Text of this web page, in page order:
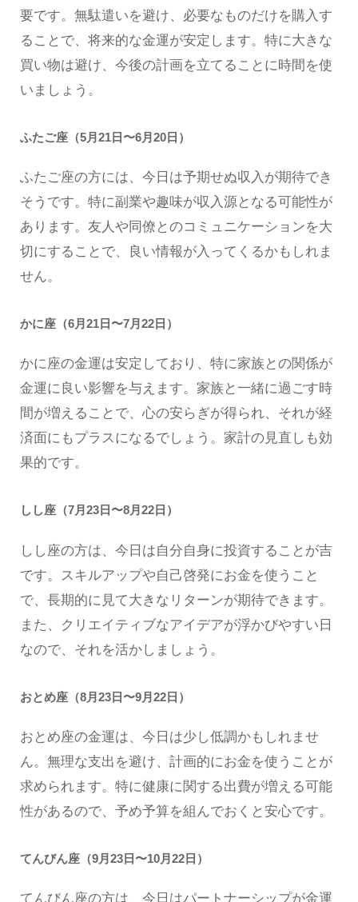
要です。無駄遣いを避け、必要なものだけを購入す
ることで、将来的な金運が安定します。特に大きな
買い物は避け、今後の計画を立てることに時間を使
いましょう。
ふたご座（5月21日〜6月20日）
ふたご座の方には、今日は予期せぬ収入が期待でき
そうです。特に副業や趣味が収入源となる可能性が
あります。友人や同僚とのコミュニケーションを大
切にすることで、良い情報が入ってくるかもしれま
せん。
かに座（6月21日〜7月22日）
かに座の金運は安定しており、特に家族との関係が
金運に良い影響を与えます。家族と一緒に過ごす時
間が増えることで、心の安らぎが得られ、それが経
済面にもプラスになるでしょう。家計の見直しも効
果的です。
しし座（7月23日〜8月22日）
しし座の方は、今日は自分自身に投資することが吉
です。スキルアップや自己啓発にお金を使うこと
で、長期的に見て大きなリターンが期待できます。
また、クリエイティブなアイデアが浮かびやすい日
なので、それを活かしましょう。
おとめ座（8月23日〜9月22日）
おとめ座の金運は、今日は少し低調かもしれませ
ん。無理な支出を避け、計画的にお金を使うことが
求められます。特に健康に関する出費が増える可能
性があるので、予め予算を組んでおくと安心です。
てんびん座（9月23日〜10月22日）
てんびん座の方は、今日はパートナーシップが金運